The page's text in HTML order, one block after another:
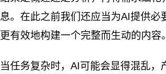
息。在此之前我们还应当为AI提供必
更有效地构建一个完整而生动的内容。
当任务复杂时，AI可能会显得混乱，